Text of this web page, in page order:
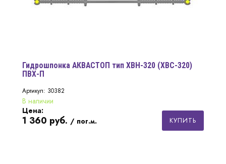
Гидрошпонка АКВАСТОП тип ХВН-320 (ХВС-320)
ПВХ-П
Артикул: 30382
В наличии
Цена:
1 360 руб. / пог.м. КУПИТЬ